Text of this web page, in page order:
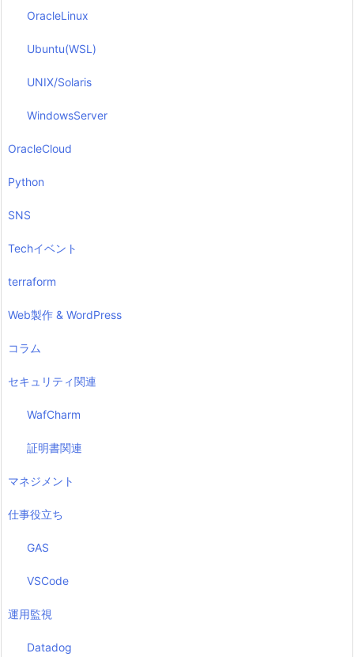
OracleLinux
Ubuntu(WSL)
UNIX/Solaris
WindowsServer
OracleCloud
Python
SNS
Techイベント
terraform
Web製作 & WordPress
コラム
セキュリティ関連
WafCharm
証明書関連
マネジメント
仕事役立ち
GAS
VSCode
運用監視
Datadog